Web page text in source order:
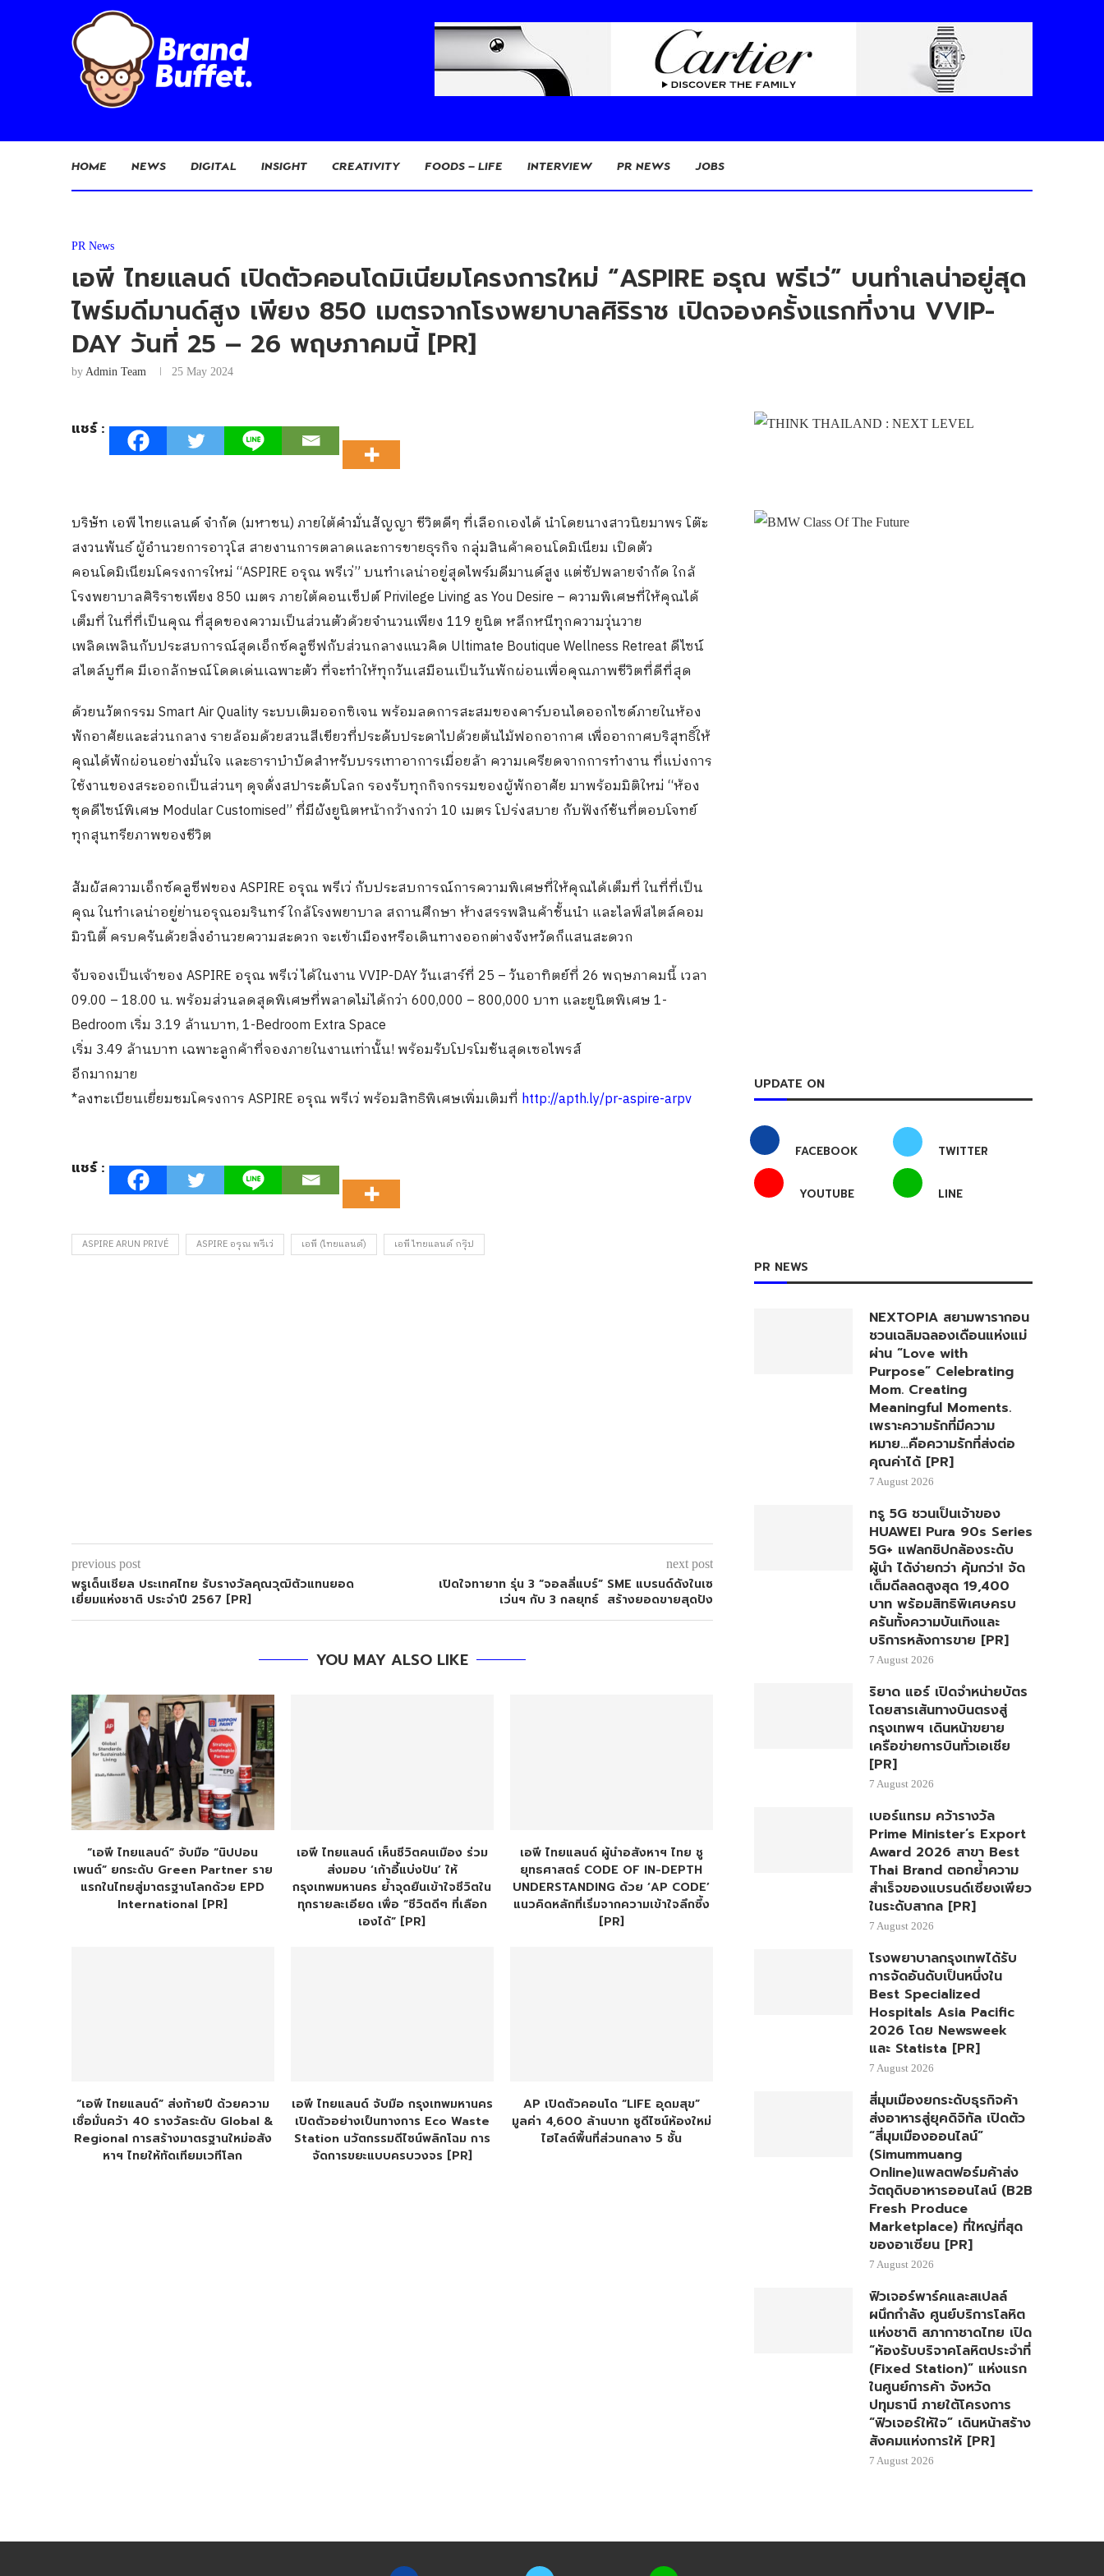
HOME NEWS DIGITAL INSIGHT CREATIVITY FOODS – LIFE INTERVIEW PR NEWS JOBS
PR News
เอพี ไทยแลนด์ เปิดตัวคอนโดมิเนียมโครงการใหม่ “ASPIRE อรุณ พรีเว่” บนทำเลน่าอยู่สุด
ไพร์มดีมานด์สูง เพียง 850 เมตรจากโรงพยาบาลศิริราช เปิดจองครั้งแรกที่งาน VVIP-
DAY วันที่ 25 – 26 พฤษภาคมนี้ [PR]
by Admin Team 25 May 2024
แชร์ :
บริษัท เอพี ไทยแลนด์ จำกัด (มหาชน) ภายใต้คำมั่นสัญญา ชีวิตดีๆ ที่เลือกเองได้ นำโดยนางสาวนิยมาพร โต๊ะ
สงวนพันธ์ ผู้อำนวยการอาวุโส สายงานการตลาดและการขายธุรกิจ กลุ่มสินค้าคอนโดมิเนียม เปิดตัว
คอนโดมิเนียมโครงการใหม่ “ASPIRE อรุณ พรีเว่” บนทำเลน่าอยู่สุดไพร์มดีมานด์สูง แต่ซัปพลายจำกัด ใกล้
โรงพยาบาลศิริราชเพียง 850 เมตร ภายใต้คอนเซ็ปต์ Privilege Living as You Desire – ความพิเศษที่ให้คุณได้
เต็มที่ ในที่ที่เป็นคุณ ที่สุดของความเป็นส่วนตัวด้วยจำนวนเพียง 119 ยูนิต หลีกหนีทุกความวุ่นวาย
เพลิดเพลินกับประสบการณ์สุดเอ็กซ์คลูซีฟกับส่วนกลางแนวคิด Ultimate Boutique Wellness Retreat ดีไซน์
สไตล์บูทีค มีเอกลักษณ์โดดเด่นเฉพาะตัว ที่จะทำให้ทุกวันเสมือนเป็นวันพักผ่อนเพื่อคุณภาพชีวิตที่ดีที่สุด
ด้วยนวัตกรรม Smart Air Quality ระบบเติมออกซิเจน พร้อมลดการสะสมของคาร์บอนไดออกไซด์ภายในห้อง
พักอาศัยและส่วนกลาง รายล้อมด้วยสวนสีเขียวที่ประดับประดาไปด้วยต้นไม้ฟอกอากาศ เพื่ออากาศบริสุทธิ์ให้
คุณได้พักผ่อนอย่างมั่นใจ และธาราบำบัดสำหรับบรรเทาอาการเมื่อยล้า ความเครียดจากการทำงาน ที่แบ่งการ
ใช้งานของสระออกเป็นส่วนๆ ดุจดั่งสปาระดับโลก รองรับทุกกิจกรรมของผู้พักอาศัย มาพร้อมมิติใหม่ “ห้อง
ชุดดีไซน์พิเศษ Modular Customised” ที่มีผังยูนิตหน้ากว้างกว่า 10 เมตร โปร่งสบาย กับฟังก์ชันที่ตอบโจทย์
ทุกสุนทรียภาพของชีวิต
สัมผัสความเอ็กซ์คลูซีฟของ ASPIRE อรุณ พรีเว่ กับประสบการณ์การความพิเศษที่ให้คุณได้เต็มที่ ในที่ที่เป็น
คุณ ในทำเลน่าอยู่ย่านอรุณอมรินทร์ ใกล้โรงพยาบาล สถานศึกษา ห้างสรรพสินค้าชั้นนำ และไลฟ์สไตล์คอม
มิวนิตี้ ครบครันด้วยสิ่งอำนวยความสะดวก จะเข้าเมืองหรือเดินทางออกต่างจังหวัดก็แสนสะดวก
จับจองเป็นเจ้าของ ASPIRE อรุณ พรีเว่ ได้ในงาน VVIP-DAY วันเสาร์ที่ 25 – วันอาทิตย์ที่ 26 พฤษภาคมนี้ เวลา
09.00 – 18.00 น. พร้อมส่วนลดสุดพิเศษที่พลาดไม่ได้กว่า 600,000 – 800,000 บาท และยูนิตพิเศษ 1-
Bedroom เริ่ม 3.19 ล้านบาท, 1-Bedroom Extra Space
เริ่ม 3.49 ล้านบาท เฉพาะลูกค้าที่จองภายในงานเท่านั้น! พร้อมรับโปรโมชันสุดเซอไพรส์
อีกมากมาย
*ลงทะเบียนเยี่ยมชมโครงการ ASPIRE อรุณ พรีเว่ พร้อมสิทธิพิเศษเพิ่มเติมที่ http://apth.ly/pr-aspire-arpv
แชร์ :
ASPIRE ARUN PRIVÉ ASPIRE อรุณ พรีเว่ เอพี (ไทยแลนด์) เอพี ไทยแลนด์ กรุ๊ป
previous post
พรูเด็นเชียล ประเทศไทย รับรางวัลคุณวุฒิตัวแทนยอด
เยี่ยมแห่งชาติ ประจำปี 2567 [PR]
next post
เปิดใจทายาท รุ่น 3 “จอลลี่แบร์” SME แบรนด์ดังในเซ
เว่นฯ กับ 3 กลยุทธ์ สร้างยอดขายสุดปัง
YOU MAY ALSO LIKE
“เอพี ไทยแลนด์” จับมือ “นิปปอน
เพนต์” ยกระดับ Green Partner ราย
แรกในไทยสู่มาตรฐานโลกด้วย EPD
International [PR]
เอพี ไทยแลนด์ เห็นชีวิตคนเมือง ร่วม
ส่งมอบ ‘เก้าอี้แบ่งปัน’ ให้
กรุงเทพมหานคร ย้ำจุดยืนเข้าใจชีวิตใน
ทุกรายละเอียด เพื่อ “ชีวิตดีๆ ที่เลือก
เองได้” [PR]
เอพี ไทยแลนด์ ผู้นำอสังหาฯ ไทย ชู
ยุทธศาสตร์ CODE OF IN-DEPTH
UNDERSTANDING ด้วย ‘AP CODE’
แนวคิดหลักที่เริ่มจากความเข้าใจลึกซึ้ง
[PR]
“เอพี ไทยแลนด์” ส่งท้ายปี ด้วยความ
เชื่อมั่นคว้า 40 รางวัลระดับ Global &
Regional การสร้างมาตรฐานใหม่อสัง
หาฯ ไทยให้ทัดเทียมเวทีโลก
เอพี ไทยแลนด์ จับมือ กรุงเทพมหานคร
เปิดตัวอย่างเป็นทางการ Eco Waste
Station นวัตกรรมดีไซน์พลิกโฉม การ
จัดการขยะแบบครบวงจร [PR]
AP เปิดตัวคอนโด “LIFE อุดมสุข”
มูลค่า 4,600 ล้านบาท ชูดีไซน์ห้องใหม่
ไฮไลต์พื้นที่ส่วนกลาง 5 ชั้น
UPDATE ON
FACEBOOK TWITTER
YOUTUBE LINE
PR NEWS
NEXTOPIA สยามพารากอน
ชวนเฉลิมฉลองเดือนแห่งแม่
ผ่าน “Love with
Purpose” Celebrating
Mom. Creating
Meaningful Moments.
เพราะความรักที่มีความ
หมาย…คือความรักที่ส่งต่อ
คุณค่าได้ [PR]
7 August 2026
ทรู 5G ชวนเป็นเจ้าของ
HUAWEI Pura 90s Series
5G+ แฟลกชิปกล้องระดับ
ผู้นำ ได้ง่ายกว่า คุ้มกว่า! จัด
เต็มดีลลดสูงสุด 19,400
บาท พร้อมสิทธิพิเศษครบ
ครันทั้งความบันเทิงและ
บริการหลังการขาย [PR]
7 August 2026
ริยาด แอร์ เปิดจำหน่ายบัตร
โดยสารเส้นทางบินตรงสู่
กรุงเทพฯ เดินหน้าขยาย
เครือข่ายการบินทั่วเอเชีย
[PR]
7 August 2026
เบอร์แทรม คว้ารางวัล
Prime Minister’s Export
Award 2026 สาขา Best
Thai Brand ตอกย้ำความ
สำเร็จของแบรนด์เซียงเพียว
ในระดับสากล [PR]
7 August 2026
โรงพยาบาลกรุงเทพได้รับ
การจัดอันดับเป็นหนึ่งใน
Best Specialized
Hospitals Asia Pacific
2026 โดย Newsweek
และ Statista [PR]
7 August 2026
สี่มุมเมืองยกระดับธุรกิจค้า
ส่งอาหารสู่ยุคดิจิทัล เปิดตัว
“สี่มุมเมืองออนไลน์”
(Simummuang
Online)แพลตฟอร์มค้าส่ง
วัตถุดิบอาหารออนไลน์ (B2B
Fresh Produce
Marketplace) ที่ใหญ่ที่สุด
ของอาเซียน [PR]
7 August 2026
ฟิวเจอร์พาร์คและสเปลล์
ผนึกกำลัง ศูนย์บริการโลหิต
แห่งชาติ สภากาชาดไทย เปิด
“ห้องรับบริจาคโลหิตประจำที่
(Fixed Station)” แห่งแรก
ในศูนย์การค้า จังหวัด
ปทุมธานี ภายใต้โครงการ
“ฟิวเจอร์ให้ใจ” เดินหน้าสร้าง
สังคมแห่งการให้ [PR]
7 August 2026